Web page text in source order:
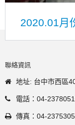
2020.01月
聯絡資訊
地址: 台中市西區
電話：04-
傳真：04-